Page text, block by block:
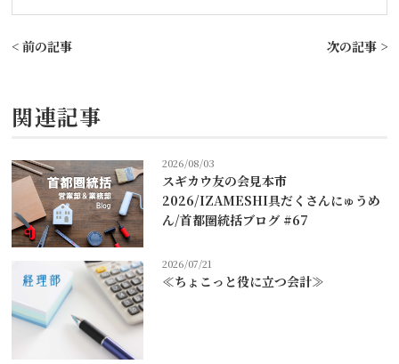
< 前の記事 次の記事 >
関連記事
2026/08/03
スギカウ友の会見本市
2026/IZAMESHI具だくさんにゅうめ
ん/首都圏統括ブログ #67
2026/07/21
≪ちょこっと役に立つ会計≫